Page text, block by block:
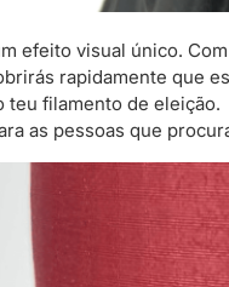
efeito visual único.
rapidamente que
teu filamento de eleição.
as pessoas que